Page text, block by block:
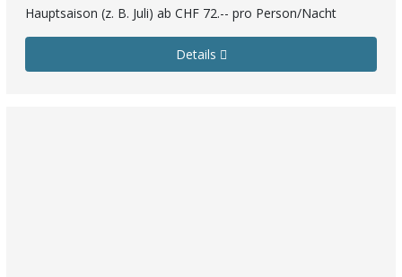
Hauptsaison (z. B. Juli) ab CHF 72.-- pro Person/Nacht
Details